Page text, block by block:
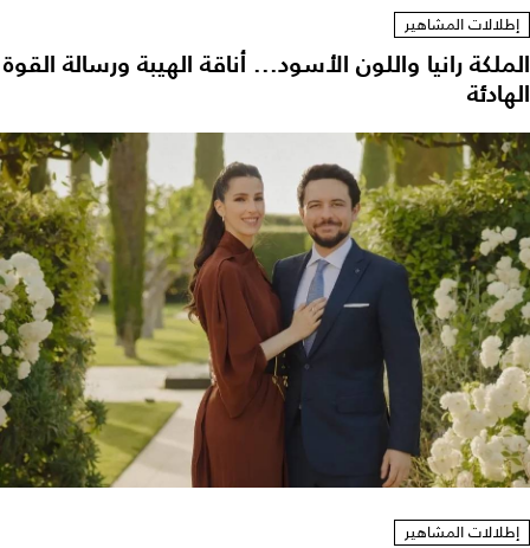
إطلالات المشاهير
رانيا واللون الأسود... أناقة الهيبة ورسالة القوة
إطلالات المشاهير